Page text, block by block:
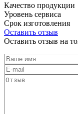
Качество продукции
Уровень сервиса
Срок изготовления
Оставить отзыв
Оставить отзыв на